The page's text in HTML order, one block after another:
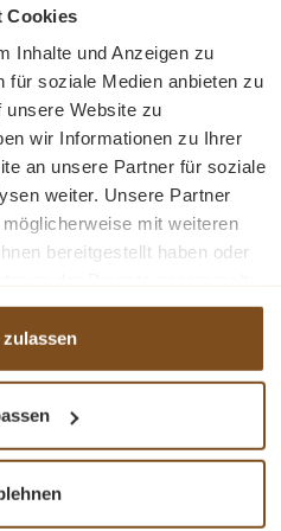
Cookies
Inhalte und Anzeigen zu
für soziale Medien anbieten zu
unsere Website zu
wir Informationen zu Ihrer
an unsere Partner für soziale
weiter. Unsere Partner
mit weiteren
bereitgestellt haben oder
zulassen